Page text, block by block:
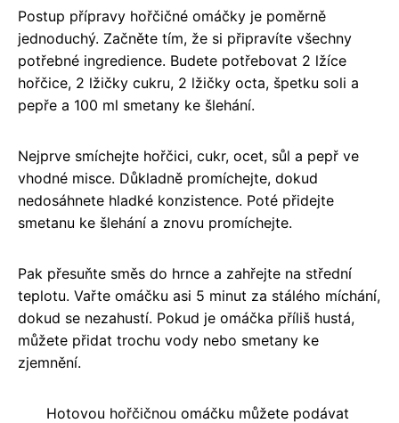
Postup přípravy hořčičné omáčky je poměrně
jednoduchý. Začněte tím, že si připravíte všechny
potřebné ingredience. Budete potřebovat 2 lžíce
hořčice, 2 lžičky cukru, 2 lžičky octa, špetku soli a
pepře a 100 ml smetany ke šlehání.
Nejprve smíchejte hořčici, cukr, ocet, sůl a pepř ve
vhodné misce. Důkladně promíchejte, dokud
nedosáhnete hladké konzistence. Poté přidejte
smetanu ke šlehání a znovu promíchejte.
Pak přesuňte směs do hrnce a zahřejte na střední
teplotu. Vařte omáčku asi 5 minut za stálého míchání,
dokud se nezahustí. Pokud je omáčka příliš hustá,
můžete přidat trochu vody nebo smetany ke
zjemnění.
Hotovou hořčičnou omáčku můžete podávat